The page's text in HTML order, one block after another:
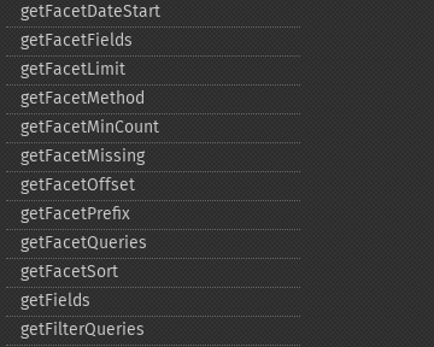
getFacetDateStart
getFacetFields
getFacetLimit
getFacetMethod
getFacetMinCount
getFacetMissing
getFacetOffset
getFacetPrefix
getFacetQueries
getFacetSort
getFields
getFilterQueries